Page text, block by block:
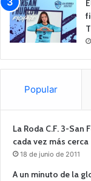
Popular
La Roda C.F. 3-San
cada vez más cerca
18 de junio de 2011
A un minuto de la